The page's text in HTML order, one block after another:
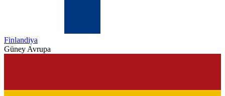
Finlandiya
Güney Avrupa